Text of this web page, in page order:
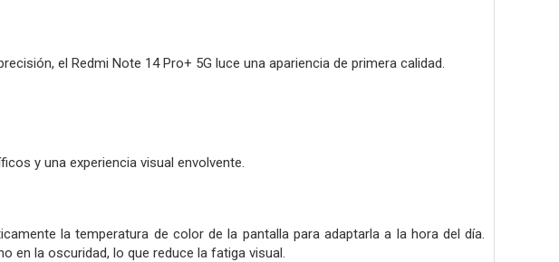
el Redmi Note 14 Pro+ 5G luce una apariencia de primera calidad.
y una experiencia visual envolvente.
la temperatura de color de la pantalla para adaptarla a la hora del día.
en la oscuridad, lo que reduce la fatiga visual.